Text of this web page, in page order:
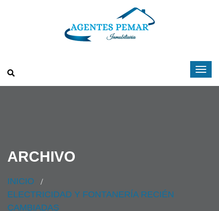
ARCHIVO
INICIO
ELECTRICIDAD Y FONTANERÍA RECIÉN
CAMBIADAS